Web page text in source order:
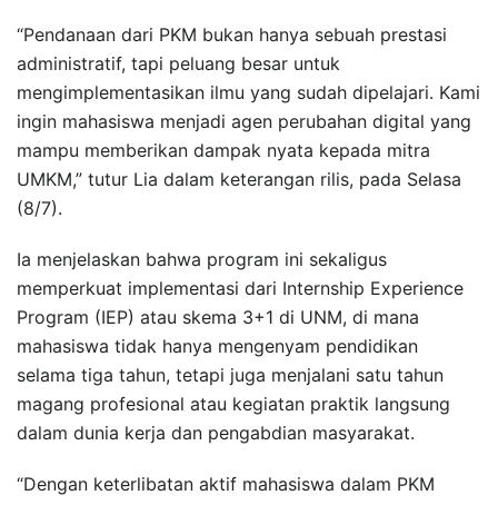
“Pendanaan dari PKM bukan hanya sebuah prestasi
administratif, tapi peluang besar untuk
mengimplementasikan ilmu yang sudah dipelajari. Kami
ingin mahasiswa menjadi agen perubahan digital yang
mampu memberikan dampak nyata kepada mitra
UMKM,” tutur Lia dalam keterangan rilis, pada Selasa
(8/7).
Ia menjelaskan bahwa program ini sekaligus
memperkuat implementasi dari Internship Experience
Program (IEP) atau skema 3+1 di UNM, di mana
mahasiswa tidak hanya mengenyam pendidikan
selama tiga tahun, tetapi juga menjalani satu tahun
magang profesional atau kegiatan praktik langsung
dalam dunia kerja dan pengabdian masyarakat.
“Dengan keterlibatan aktif mahasiswa dalam PKM